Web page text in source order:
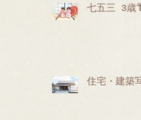
七五三 3歳
住宅・建築